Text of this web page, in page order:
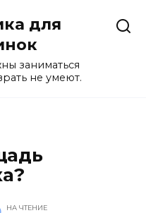
для
заниматься
не умеют.
НА ЧТЕНИЕ